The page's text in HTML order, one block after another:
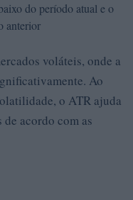
do período atual e o
anterior
voláteis, onde a
Ao
o ATR ajuda
de acordo com as